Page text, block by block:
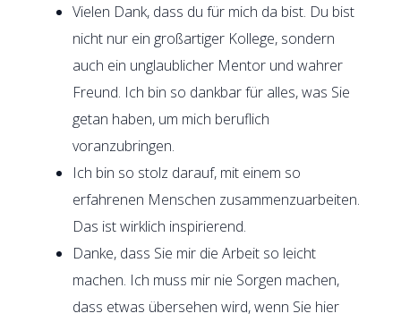
Vielen Dank, dass du für mich da bist. Du bist
nicht nur ein großartiger Kollege, sondern
auch ein unglaublicher Mentor und wahrer
Freund. Ich bin so dankbar für alles, was Sie
getan haben, um mich beruflich
voranzubringen.
Ich bin so stolz darauf, mit einem so
erfahrenen Menschen zusammenzuarbeiten.
Das ist wirklich inspirierend.
Danke, dass Sie mir die Arbeit so leicht
machen. Ich muss mir nie Sorgen machen,
dass etwas übersehen wird, wenn Sie hier